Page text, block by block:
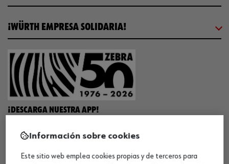
¡WÜRTH EMPRESA SOLIDARIA!
¡DESCARGA NUESTRA APP!
MÉTODOS DE PAGO
Información sobre cookies
Este sitio web emplea cookies propias y de terceros para